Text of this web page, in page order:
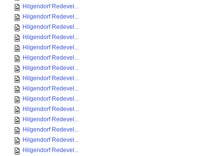
Hilgendorf Redevel...
Hilgendorf Redevel...
Hilgendorf Redevel...
Hilgendorf Redevel...
Hilgendorf Redevel...
Hilgendorf Redevel...
Hilgendorf Redevel...
Hilgendorf Redevel...
Hilgendorf Redevel...
Hilgendorf Redevel...
Hilgendorf Redevel...
Hilgendorf Redevel...
Hilgendorf Redevel...
Hilgendorf Redevel...
Hilgendorf Redevel...